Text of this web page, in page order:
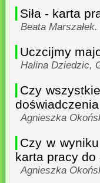
Siła - karta
Beata
Uczcijmy
Halina Dziedzic,
Czy
doświadczenia
Agnieszka
Czy w
karta pracy do
Agnieszka